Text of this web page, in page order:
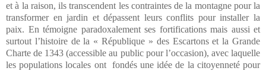
et à la raison, ils transcendent les contraintes de la montagne pour la
transformer en jardin et dépassent leurs conflits pour installer la
paix. En témoigne paradoxalement ses fortifications mais aussi et
surtout l’histoire de la « République » des Escartons et la Grande
Charte de 1343 (accessible au public pour l’occasion), avec laquelle
les populations locales ont fondés une idée de la citoyenneté pour